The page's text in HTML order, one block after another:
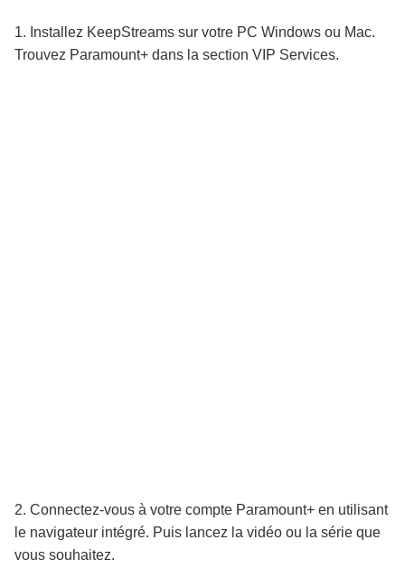
1. Installez KeepStreams sur votre PC Windows ou Mac.
Trouvez Paramount+ dans la section VIP Services.
2. Connectez-vous à votre compte Paramount+ en utilisant
le navigateur intégré. Puis lancez la vidéo ou la série que
vous souhaitez.